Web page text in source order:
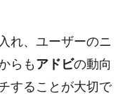
れ、ユーザーのニ
らもアドビの動向
することが大切で